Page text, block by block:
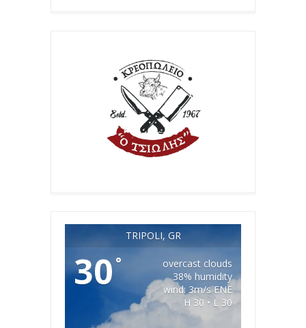
TRIPOLI, GR
30°
overcast clouds
38% humidity
wind: 3m/s ENE
H 30 • L 30